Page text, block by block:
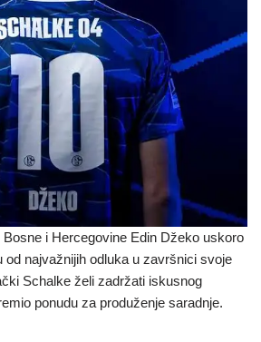
Bosne i Hercegovine Edin Džeko uskoro
od najvažnijih odluka u završnici svoje
Schalke želi zadržati iskusnog
ponudu za produženje saradnje.